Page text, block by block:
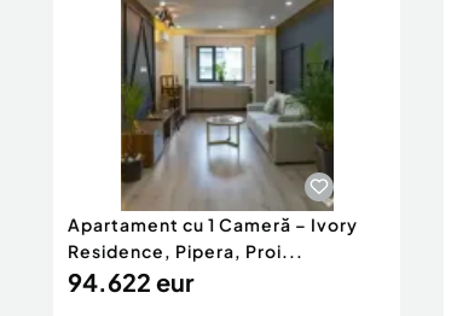
Apartament cu 1 Cameră – Ivory
Residence, Pipera, Proi...
94.622 eur